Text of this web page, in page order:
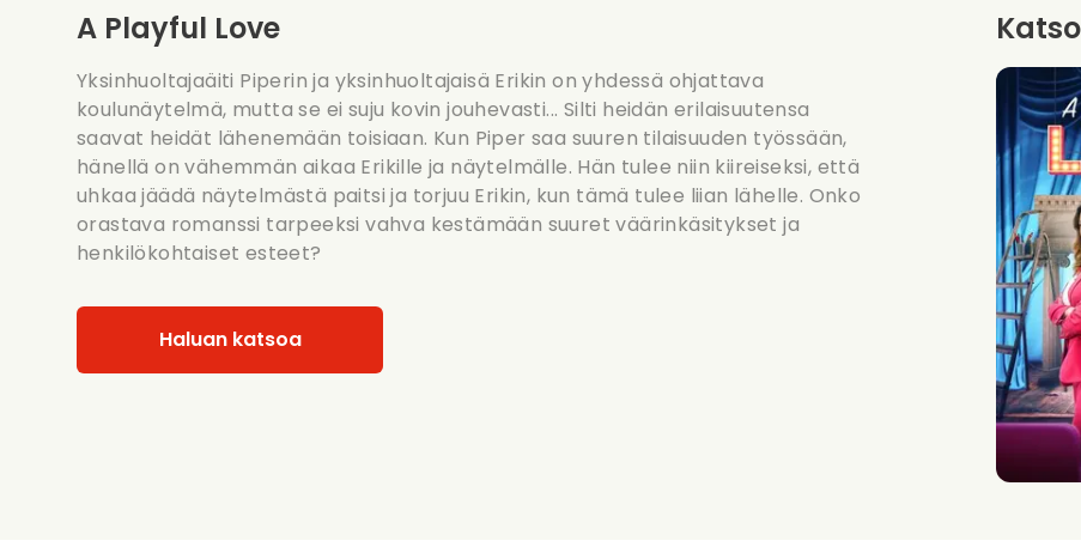
A Playful Love
Yksinhuoltajaäiti Piperin ja yksinhuoltajaisä Erikin on yhdessä ohjattava
koulunäytelmä, mutta se ei suju kovin jouhevasti... Silti heidän erilaisuutensa
saavat heidät lähenemään toisiaan. Kun Piper saa suuren tilaisuuden työssään,
hänellä on vähemmän aikaa Erikille ja näytelmälle. Hän tulee niin kiireiseksi, että
uhkaa jäädä näytelmästä paitsi ja torjuu Erikin, kun tämä tulee liian lähelle. Onko
orastava romanssi tarpeeksi vahva kestämään suuret väärinkäsitykset ja
henkilökohtaiset esteet?
Haluan katsoa